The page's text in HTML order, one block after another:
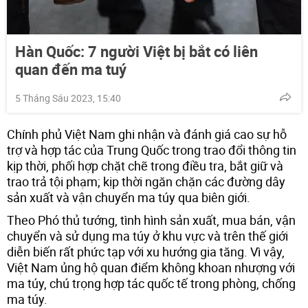
Hàn Quốc: 7 người Việt bị bắt có liên
quan đến ma tuý
5 Tháng Sáu 2023, 15:40
Chính phủ Việt Nam ghi nhận và đánh giá cao sự hỗ
trợ và hợp tác của Trung Quốc trong trao đổi thông tin
kịp thời, phối hợp chặt chẽ trong điều tra, bắt giữ và
trao trả tội phạm; kịp thời ngăn chặn các đường dây
sản xuất và vận chuyển ma túy qua biên giới.
Theo Phó thủ tướng, tình hình sản xuất, mua bán, vận
chuyển và sử dụng ma túy ở khu vực và trên thế giới
diễn biến rất phức tạp với xu hướng gia tăng. Vì vậy,
Việt Nam ủng hộ quan điểm không khoan nhượng với
ma túy, chú trọng hợp tác quốc tế trong phòng, chống
ma túy.